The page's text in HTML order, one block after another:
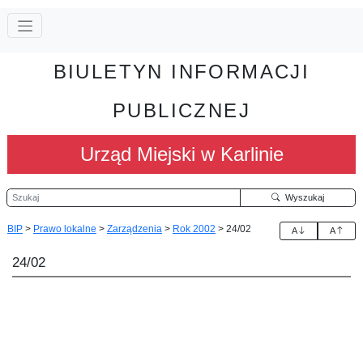
BIULETYN INFORMACJI
PUBLICZNEJ
Urząd Miejski w Karlinie
Szukaj Wyszukaj
BIP > Prawo lokalne > Zarządzenia > Rok 2002 > 24/02 A A
24/02